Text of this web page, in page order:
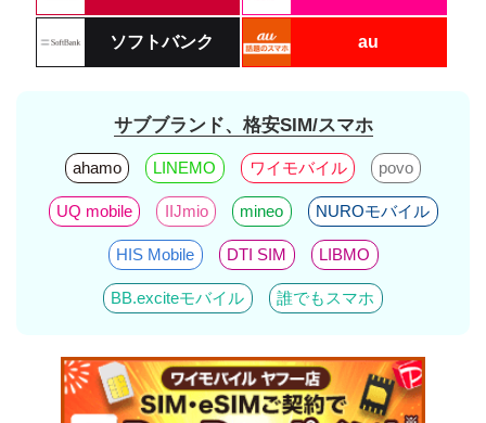
ソフトバンク au
サブブランド、格安SIM/スマホ
ahamo LINEMO ワイモバイル povo
UQ mobile IIJmio mineo NUROモバイル
HIS Mobile DTI SIM LIBMO
BB.exciteモバイル 誰でもスマホ